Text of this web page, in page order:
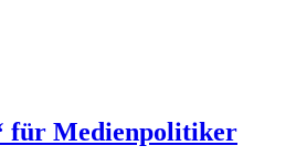
für Medienpolitiker